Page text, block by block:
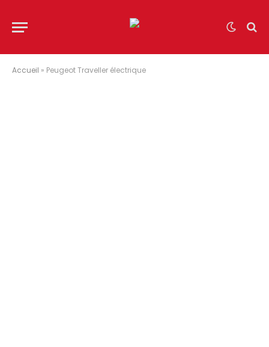
Accueil » Peugeot Traveller électrique